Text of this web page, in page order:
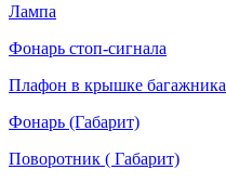
Лампа
Фонарь стоп-сигнала
Плафон в крышке багажника
Фонарь (Габарит)
Поворотник ( Габарит)